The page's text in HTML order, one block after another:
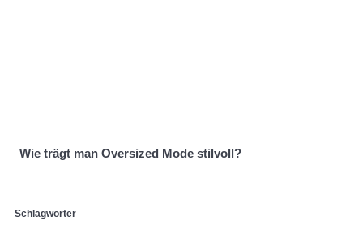
Wie trägt man Oversized Mode stilvoll?
Schlagwörter